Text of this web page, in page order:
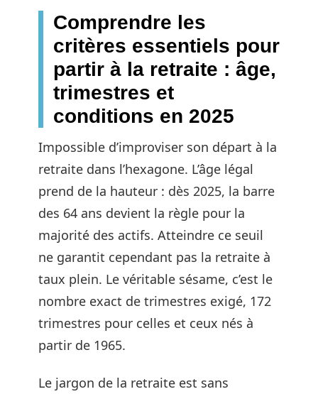
Comprendre les
critères essentiels pour
partir à la retraite : âge,
trimestres et
conditions en 2025
Impossible d’improviser son départ à la
retraite dans l’hexagone. L’âge légal
prend de la hauteur : dès 2025, la barre
des 64 ans devient la règle pour la
majorité des actifs. Atteindre ce seuil
ne garantit cependant pas la retraite à
taux plein. Le véritable sésame, c’est le
nombre exact de trimestres exigé, 172
trimestres pour celles et ceux nés à
partir de 1965.
Le jargon de la retraite est sans